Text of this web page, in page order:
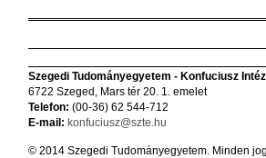
Szegedi Tudományegyetem - Konfuciusz
6722 Szeged, Mars tér 20. 1. emelet
Telefon: (00-36) 62 544-712
E-mail: konfuciusz@szte.hu
© 2014 Szegedi Tudományegyetem. Minden